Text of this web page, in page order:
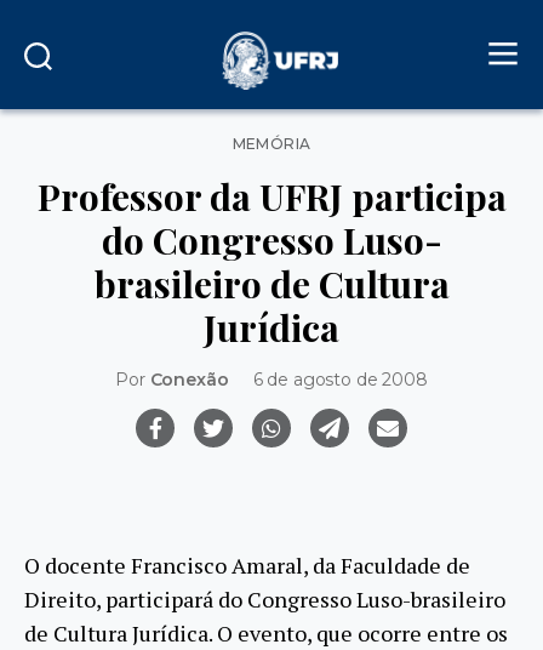
Categorias
MEMÓRIA
Professor da UFRJ participa
do Congresso Luso-
brasileiro de Cultura
Jurídica
Por Conexão 6 de agosto de 2008
O docente Francisco Amaral, da Faculdade de
Direito, participará do Congresso Luso-brasileiro
de Cultura Jurídica. O evento, que ocorre entre os